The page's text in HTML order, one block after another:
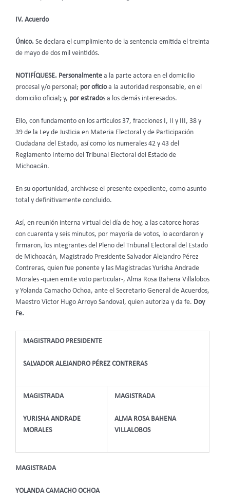
IV. Acuerdo
Único. Se declara el cumplimiento de la sentencia emitida el treinta
de mayo de dos mil veintidós.
NOTIFÍQUESE. Personalmente a la parte actora en el domicilio
procesal y/o personal; por oficioa la autoridad responsable, en el
domicilio oficial ; y, por estrados a los demás interesados.
Ello, con fundamento en los artículos 37, fracciones I, II y III, 38 y
39 de la Ley de Justicia en Materia Electoral y de Participación
Ciudadana del Estado, así como los numerales 42 y 43 del
Reglamento Interno del Tribunal Electoral del Estado de
Michoacán.
En su oportunidad, archívese el presente expediente, como asunto
total y definitivamente concluido.
Así, en reunión interna virtual del día de hoy, a las catorce horas
con cuarenta y seis minutos, por mayoría de votos, lo acordaron y
firmaron, los integrantes del Pleno del Tribunal Electoral del Estado
de Michoacán, Magistrado Presidente Salvador Alejandro Pérez
Contreras, quien fue ponente y las Magistradas Yurisha Andrade
Morales -quien emite voto particular-, Alma Rosa Bahena Villalobos
y Yolanda Camacho Ochoa, ante el Secretario General de Acuerdos,
Maestro Víctor Hugo Arroyo Sandoval, quien autoriza y da fe. Doy
Fe.
MAGISTRADO PRESIDENTE
SALVADOR ALEJANDRO PÉREZ CONTRERAS
MAGISTRADA
YURISHA ANDRADE
MORALES
MAGISTRADA
ALMA ROSA BAHENA
VILLALOBOS
MAGISTRADA
YOLANDA CAMACHO OCHOA